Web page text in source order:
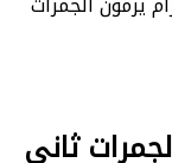
ثاني